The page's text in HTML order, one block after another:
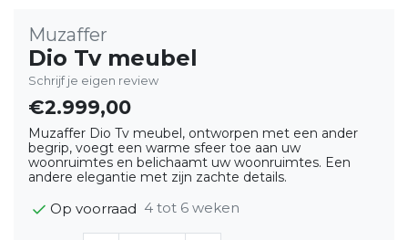
Muzaffer
Dio Tv meubel
Schrijf je eigen review
€2.999,00
Muzaffer Dio Tv meubel, ontworpen met een ander
begrip, voegt een warme sfeer toe aan uw
woonruimtes en belichaamt uw woonruimtes. Een
andere elegantie met zijn zachte details.
Op voorraad 4 tot 6 weken